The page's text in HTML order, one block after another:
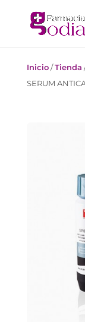
Inicio/Tienda
SERUM